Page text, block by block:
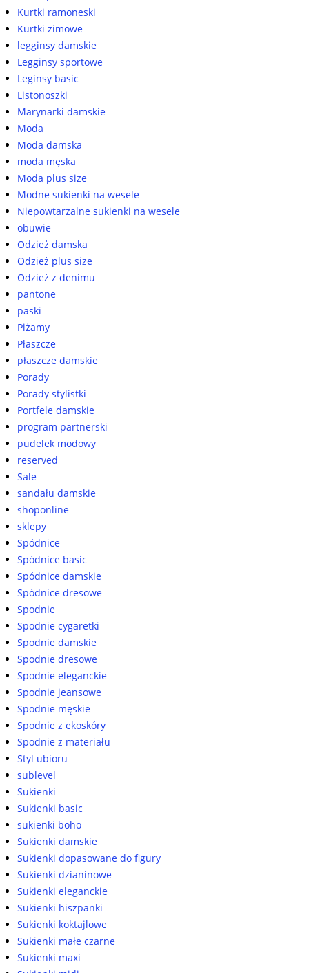
Kurtki ramoneski
Kurtki zimowe
legginsy damskie
Legginsy sportowe
Leginsy basic
Listonoszki
Marynarki damskie
Moda
Moda damska
moda męska
Moda plus size
Modne sukienki na wesele
Niepowtarzalne sukienki na wesele
obuwie
Odzież damska
Odzież plus size
Odzież z denimu
pantone
paski
Piżamy
Płaszcze
płaszcze damskie
Porady
Porady stylistki
Portfele damskie
program partnerski
pudelek modowy
reserved
Sale
sandału damskie
shoponline
sklepy
Spódnice
Spódnice basic
Spódnice damskie
Spódnice dresowe
Spodnie
Spodnie cygaretki
Spodnie damskie
Spodnie dresowe
Spodnie eleganckie
Spodnie jeansowe
Spodnie męskie
Spodnie z ekoskóry
Spodnie z materiału
Styl ubioru
sublevel
Sukienki
Sukienki basic
sukienki boho
Sukienki damskie
Sukienki dopasowane do figury
Sukienki dzianinowe
Sukienki eleganckie
Sukienki hiszpanki
Sukienki koktajlowe
Sukienki małe czarne
Sukienki maxi